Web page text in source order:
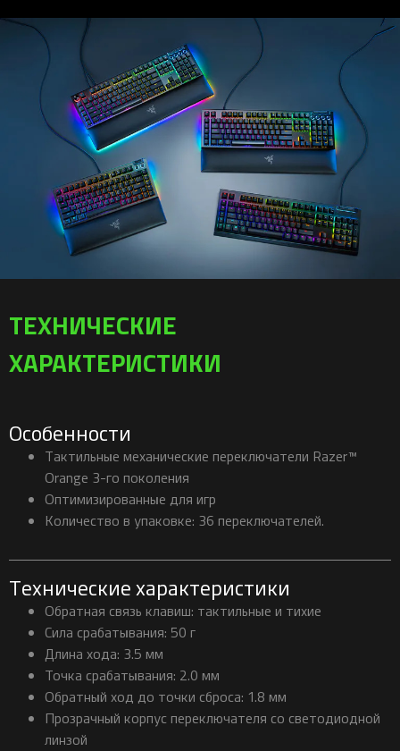
ТЕХНИЧЕСКИЕ
ХАРАКТЕРИСТИКИ
Особенности
Тактильные механические переключатели Razer™
Orange 3-го поколения
Оптимизированные для игр
Количество в упаковке: 36 переключателей.
Технические характеристики
Обратная связь клавиш: тактильные и тихие
Сила срабатывания: 50 г
Длина хода: 3.5 мм
Точка срабатывания: 2.0 мм
Обратный ход до точки сброса: 1.8 мм
Прозрачный корпус переключателя со светодиодной
линзой